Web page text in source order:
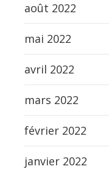
août 2022
mai 2022
avril 2022
mars 2022
février 2022
janvier 2022